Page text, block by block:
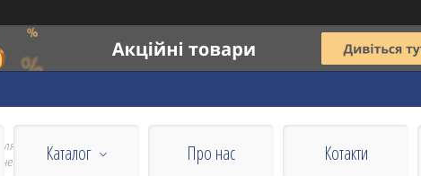
Каталог Про нас Котакти